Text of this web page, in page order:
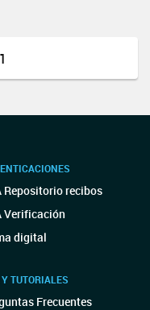
Repositorio recibos
Verificación
digital
Y TUTORIALES
Frecuentes